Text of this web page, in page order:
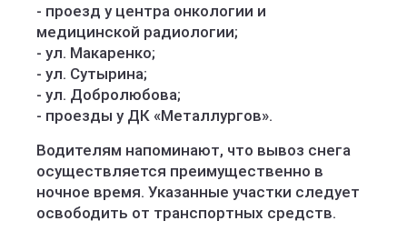
- проезд у центра онкологии и
медицинской радиологии;
- ул. Макаренко;
- ул. Сутырина;
- ул. Добролюбова;
- проезды у ДК «Металлургов».
Водителям напоминают, что вывоз снега
осуществляется преимущественно в
ночное время. Указанные участки следует
освободить от транспортных средств.